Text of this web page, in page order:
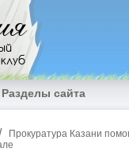
содержанию
сайта
Прокуратура Казани